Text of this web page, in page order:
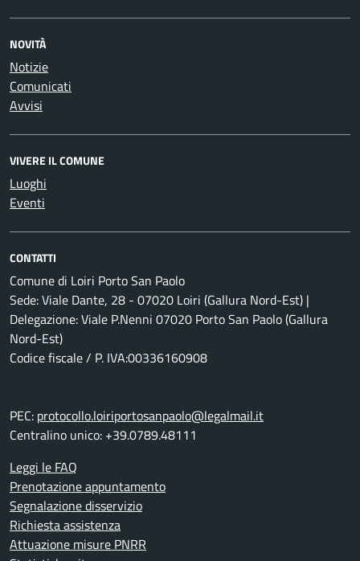
NOVITÀ
Notizie
Comunicati
Avvisi
VIVERE IL COMUNE
Luoghi
Eventi
CONTATTI
Comune di Loiri Porto San Paolo
Sede: Viale Dante, 28 - 07020 Loiri (Gallura Nord-Est) |
Delegazione: Viale P.Nenni 07020 Porto San Paolo (Gallura
Nord-Est)
Codice fiscale / P. IVA:00336160908
PEC: protocollo.loiriportosanpaolo@legalmail.it
Centralino unico: +39.0789.48111
Leggi le FAQ
Prenotazione appuntamento
Segnalazione disservizio
Richiesta assistenza
Attuazione misure PNRR